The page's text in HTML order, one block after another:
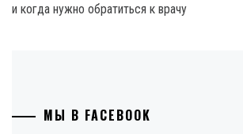
и когда нужно обратиться к врачу
МЫ В FACEBOOK